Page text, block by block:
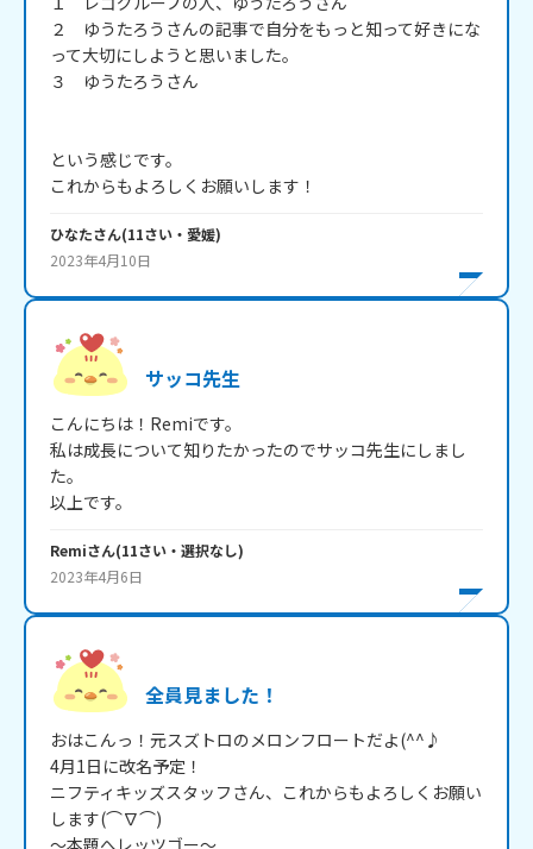
２　ゆうたろうさんの記事で自分をもっと知って好きにな
って大切にしようと思いました。
３　ゆうたろうさん
という感じです。
ひなたさん(11さい・ 愛媛)
2023年4月10日
サッコ先生
こんにちは！Remiです。
私は成長について知りたかったのでサッコ先生にしまし
た。
以上です。
Remiさん(11さい・ 選択なし)
2023年4月6日
全員見ました！
おはこんっ！元スズトロのメロンフロートだよ(^^♪
4月1日に改名予定！
ニフティキッズスタッフさん、これからもよろしくお願い
します(⌒∇⌒)